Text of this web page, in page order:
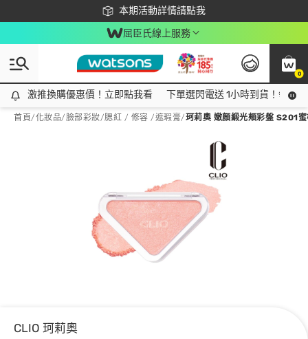
本期活動詳情請點我
下載app最高回饋$350
屈臣氏線上服務
0
激推換購優惠價！立即點我看
激推換購優惠價！立即點我看 下單選閃電送 1小時到貨！領神
首頁/化妝品/臉部彩妝/腮紅 / 修容 /遮瑕膏/珂莉奧 嫩顏緞光頰彩盤 S201
CLIO 珂莉奧